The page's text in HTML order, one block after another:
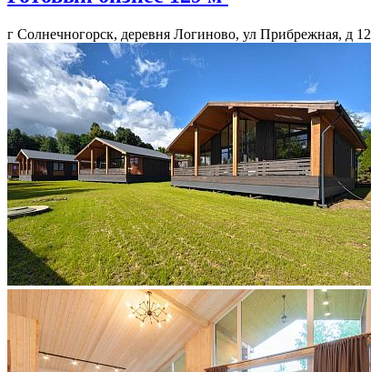
г Солнечногорск, деревня Логиново, ул Прибрежная, д 12